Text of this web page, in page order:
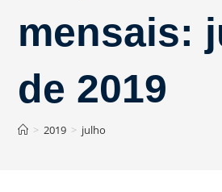
mensais:
de 2019
> 2019 > julho